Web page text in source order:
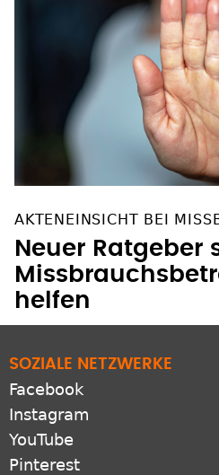
AKTENEINSICHT BEI
Neuer Ratgeber
helfen
SOZIALE NETZWERKE
Facebook
Instagram
YouTube
Pinterest